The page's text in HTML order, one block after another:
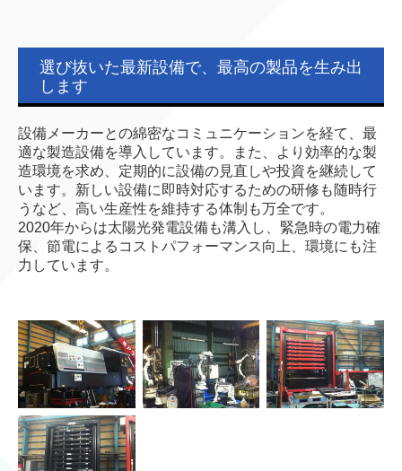
選び抜いた最新設備で、最高の製品を生み出
します
設備メーカーとの綿密なコミュニケーションを経て、最
適な製造設備を導入しています。また、より効率的な製
造環境を求め、定期的に設備の見直しや投資を継続して
います。新しい設備に即時対応するための研修も随時行
うなど、高い生産性を維持する体制も万全です。
2020年からは太陽光発電設備も溝入し、緊急時の電力確
保、節電によるコストパフォーマンス向上、環境にも注
力しています。